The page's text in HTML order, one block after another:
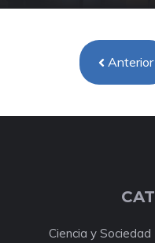
Anterior
Ciencia y Sociedad